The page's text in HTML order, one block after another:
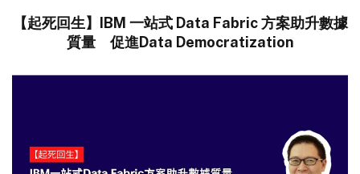
【起死回生】IBM 一站式 Data Fabric 方案助升數據
質量 促進Data Democratization